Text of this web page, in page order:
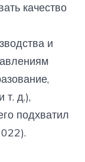
качество
и
т. д.),
подхватил